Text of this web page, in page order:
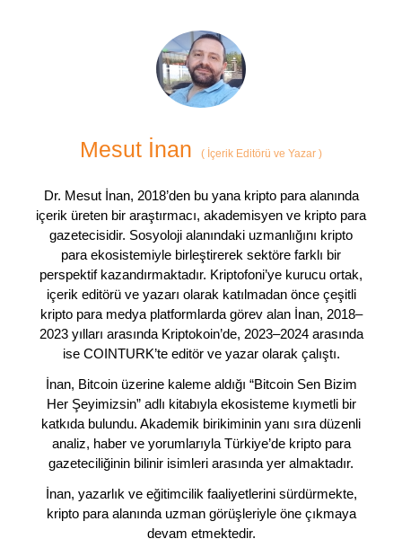
Mesut İnan ( İçerik Editörü ve Yazar )
Dr. Mesut İnan, 2018’den bu yana kripto para alanında
içerik üreten bir araştırmacı, akademisyen ve kripto para
gazetecisidir. Sosyoloji alanındaki uzmanlığını kripto
para ekosistemiyle birleştirerek sektöre farklı bir
perspektif kazandırmaktadır. Kriptofoni’ye kurucu ortak,
içerik editörü ve yazarı olarak katılmadan önce çeşitli
kripto para medya platformlarda görev alan İnan, 2018–
2023 yılları arasında Kriptokoin’de, 2023–2024 arasında
ise COINTURK’te editör ve yazar olarak çalıştı.
İnan, Bitcoin üzerine kaleme aldığı “Bitcoin Sen Bizim
Her Şeyimizsin” adlı kitabıyla ekosisteme kıymetli bir
katkıda bulundu. Akademik birikiminin yanı sıra düzenli
analiz, haber ve yorumlarıyla Türkiye’de kripto para
gazeteciliğinin bilinir isimleri arasında yer almaktadır.
İnan, yazarlık ve eğitimcilik faaliyetlerini sürdürmekte,
kripto para alanında uzman görüşleriyle öne çıkmaya
devam etmektedir.